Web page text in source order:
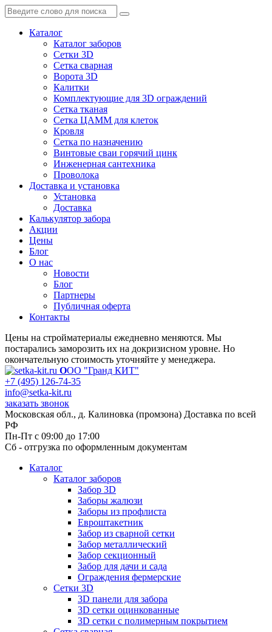
Каталог
Каталог заборов
Сетки 3D
Сетка сварная
Ворота 3D
Калитки
Комплектующие для 3D ограждений
Сетка тканая
Сетка ЦАММ для клеток
Кровля
Сетка по назначению
Винтовые сваи горячий цинк
Инженерная сантехника
Проволока
Доставка и установка
Установка
Доставка
Калькулятор забора
Акции
Цены
Блог
О нас
Новости
Блог
Партнеры
Публичная оферта
Контакты
Цены на стройматериалы ежедневно меняются. Мы
постарались заморозить их на докризисном уровне. Но
окончательную стоимость уточняйте у менеджера.
ООО "Гранд КИТ"
+7 (495) 126-74-35
info@setka-kit.ru
заказать звонок
Московская обл., д. Калиновка (промзона) Доставка по всей
РФ
Пн-Пт с 09:00 до 17:00
Сб - отгрузка по оформленным документам
Каталог
Каталог заборов
Забор 3D
Заборы жалюзи
Заборы из профлиста
Евроштакетник
Забор из сварной сетки
Забор металлический
Забор секционный
Забор для дачи и сада
Ограждения фермерские
Сетки 3D
3D панели для забора
3D сетки оцинкованные
3D сетки с полимерным покрытием